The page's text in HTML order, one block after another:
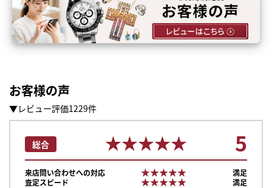
お客様の声
▼レビュー評価1229件
総合 ★★★★★
★★★★★ 5
来店問い合わせへの対応 ★★★★★
★★★★★
満足
査定スピード
★★★★★
★★★★★
満足